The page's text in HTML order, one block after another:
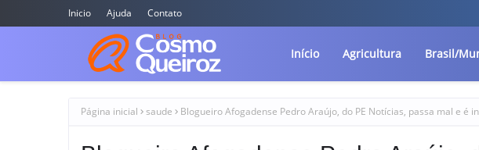
Inicio Ajuda Contato
Início Agricultura Brasil/
Página inicial saude Blogueiro Afogadense Pedro Araújo, do PE Notícias, passa mal e é